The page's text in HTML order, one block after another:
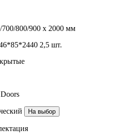
700/800/900 x 2000 мм
2,5 шт.
На выбор